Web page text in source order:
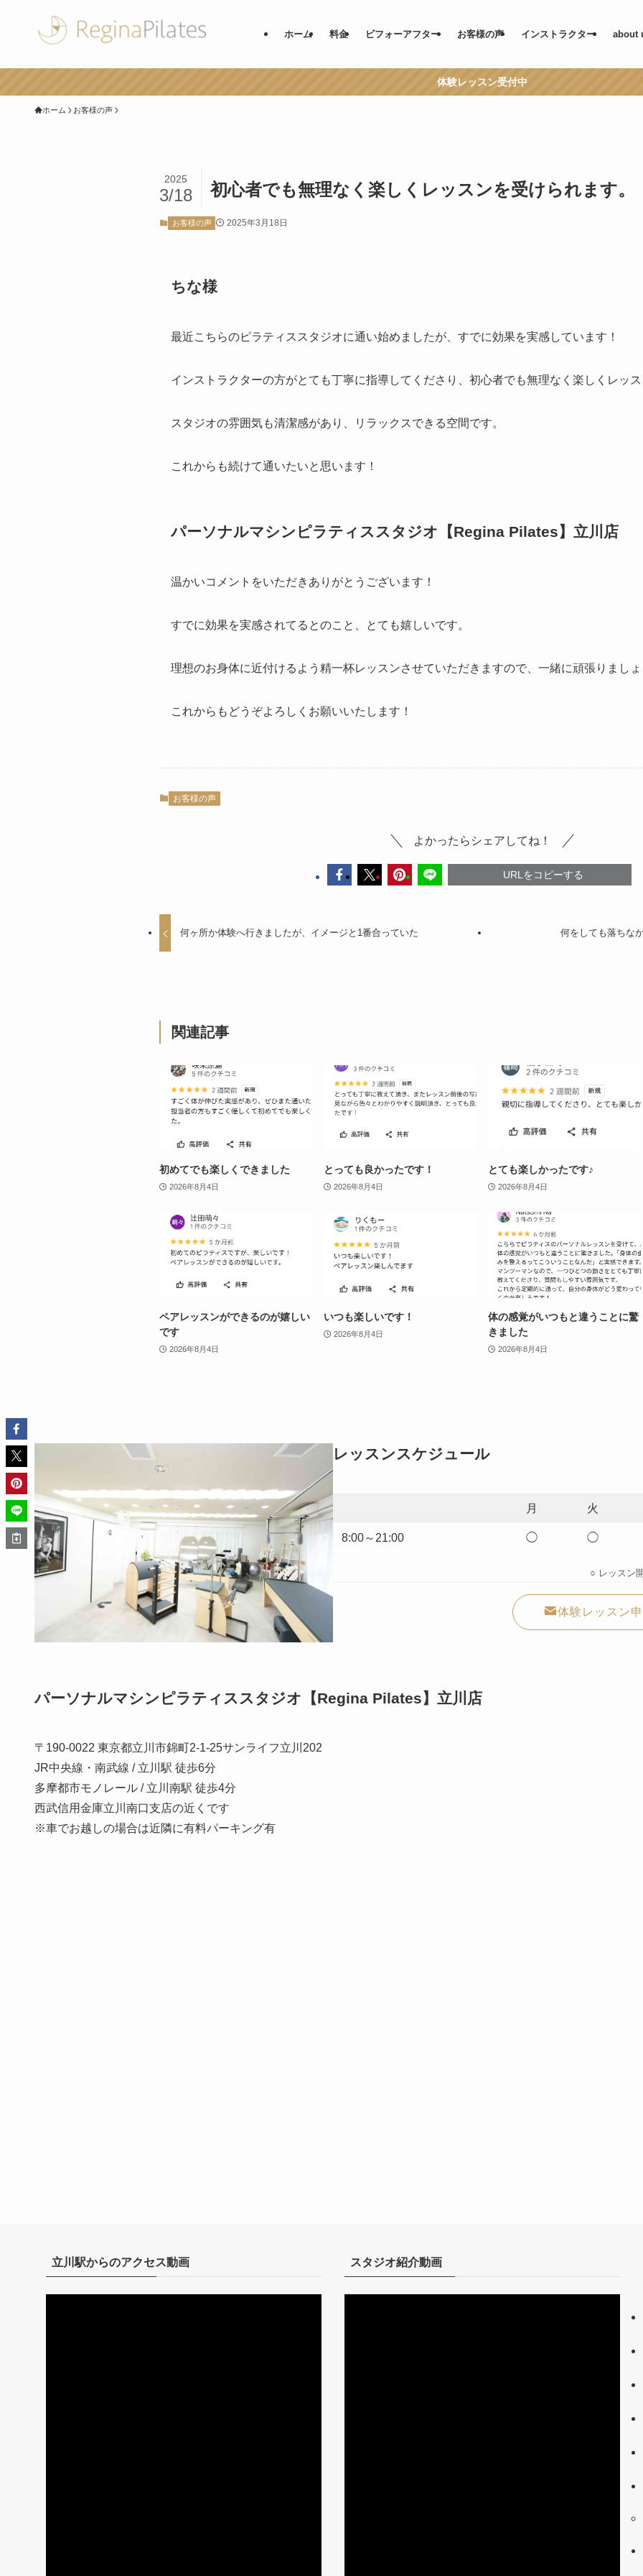
ホーム 料金 ビフォーアフター お客様の声 インストラクター about
体験レッスン受付中
ホーム お客様の声
初心者でも無理なく楽しくレッスンを受けられます。
2025
3/18
お客様の声 2025年3月18日
ちな様
最近こちらのピラティススタジオに通い始めましたが、すでに効果を実感しています！
インストラクターの方がとても丁寧に指導してくださり、初心者でも無理なく楽しくレッス
スタジオの雰囲気も清潔感があり、リラックスできる空間です。
これからも続けて通いたいと思います！
パーソナルマシンピラティススタジオ【Regina Pilates】立川店
温かいコメントをいただきありがとうございます！
すでに効果を実感されてるとのこと、とても嬉しいです。
理想のお身体に近付けるよう精一杯レッスンさせていただきますので、一緒に頑張りましょ
これからもどうぞよろしくお願いいたします！
お客様の声
よかったらシェアしてね！
URLをコピーする
何ヶ所か体験へ行きましたが、イメージと1番合っていた 何をしても落ちな
関連記事
初めてでも楽しくできました
2026年8月4日
とっても良かったです！
2026年8月4日
とても楽しかったです♪
2026年8月4日
ペアレッスンができるのが嬉しい
です
2026年8月4日
いつも楽しいです！
2026年8月4日
体の感覚がいつもと違うことに驚
きました
2026年8月4日
レッスンスケジュール
月 火
8:00～21:00 ◯ ◯
○ レッスン
体験レッスン
パーソナルマシンピラティススタジオ【Regina Pilates】立川店
〒190-0022 東京都立川市錦町2-1-25サンライフ立川202
JR中央線・南武線 / 立川駅 徒歩6分
多摩都市モノレール / 立川南駅 徒歩4分
西武信用金庫立川南口支店の近くです
※車でお越しの場合は近隣に有料パーキング有
立川駅からのアクセス動画 スタジオ紹介動画